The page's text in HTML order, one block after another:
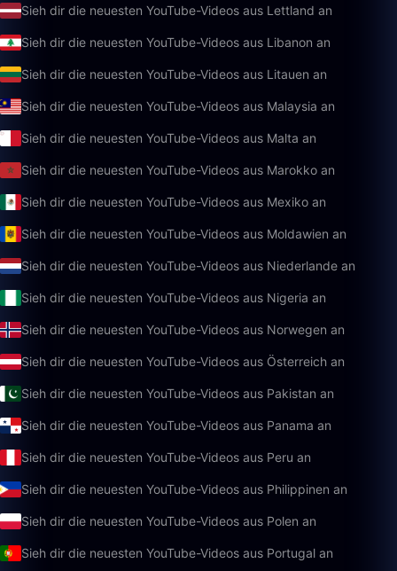
Sieh dir die neuesten YouTube-Videos aus Lettland an
Sieh dir die neuesten YouTube-Videos aus Libanon an
Sieh dir die neuesten YouTube-Videos aus Litauen an
Sieh dir die neuesten YouTube-Videos aus Malaysia an
Sieh dir die neuesten YouTube-Videos aus Malta an
Sieh dir die neuesten YouTube-Videos aus Marokko an
Sieh dir die neuesten YouTube-Videos aus Mexiko an
Sieh dir die neuesten YouTube-Videos aus Moldawien an
Sieh dir die neuesten YouTube-Videos aus Niederlande an
Sieh dir die neuesten YouTube-Videos aus Nigeria an
Sieh dir die neuesten YouTube-Videos aus Norwegen an
Sieh dir die neuesten YouTube-Videos aus Österreich an
Sieh dir die neuesten YouTube-Videos aus Pakistan an
Sieh dir die neuesten YouTube-Videos aus Panama an
Sieh dir die neuesten YouTube-Videos aus Peru an
Sieh dir die neuesten YouTube-Videos aus Philippinen an
Sieh dir die neuesten YouTube-Videos aus Polen an
Sieh dir die neuesten YouTube-Videos aus Portugal an